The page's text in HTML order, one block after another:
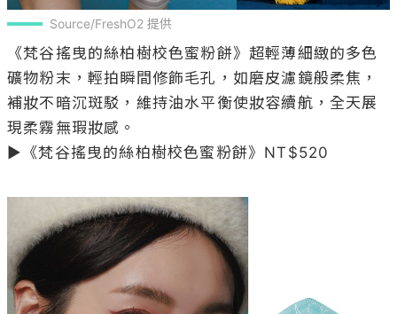
Source/FreshO2 提供
《梵谷搖曳的絲柏樹校色蜜粉餅》超輕薄細緻的多色
礦物粉末，輕拍瞬間修飾毛孔，如磨皮濾鏡般柔焦，
補妝不暗沉斑駁，維持油水平衡使妝容續航，全天展
現柔霧無瑕妝感。
▶《梵谷搖曳的絲柏樹校色蜜粉餅》NT$520